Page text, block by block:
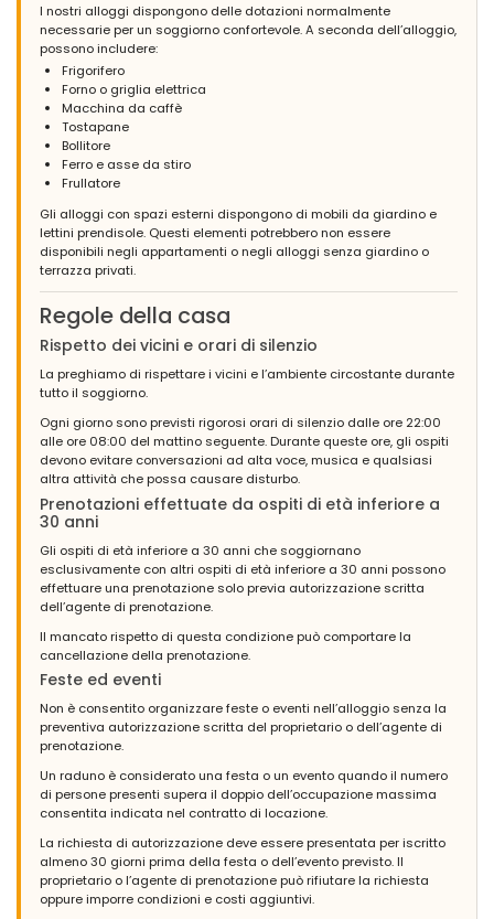
I nostri alloggi dispongono delle dotazioni normalmente
necessarie per un soggiorno confortevole. A seconda dell’alloggio,
possono includere:
Frigorifero
Forno o griglia elettrica
Macchina da caffè
Tostapane
Bollitore
Ferro e asse da stiro
Frullatore
Gli alloggi con spazi esterni dispongono di mobili da giardino e
lettini prendisole. Questi elementi potrebbero non essere
disponibili negli appartamenti o negli alloggi senza giardino o
terrazza privati.
Regole della casa
Rispetto dei vicini e orari di silenzio
La preghiamo di rispettare i vicini e l’ambiente circostante durante
tutto il soggiorno.
Ogni giorno sono previsti rigorosi orari di silenzio dalle ore 22:00
alle ore 08:00 del mattino seguente. Durante queste ore, gli ospiti
devono evitare conversazioni ad alta voce, musica e qualsiasi
altra attività che possa causare disturbo.
Prenotazioni effettuate da ospiti di età inferiore a
30 anni
Gli ospiti di età inferiore a 30 anni che soggiornano
esclusivamente con altri ospiti di età inferiore a 30 anni possono
effettuare una prenotazione solo previa autorizzazione scritta
dell’agente di prenotazione.
Il mancato rispetto di questa condizione può comportare la
cancellazione della prenotazione.
Feste ed eventi
Non è consentito organizzare feste o eventi nell’alloggio senza la
preventiva autorizzazione scritta del proprietario o dell’agente di
prenotazione.
Un raduno è considerato una festa o un evento quando il numero
di persone presenti supera il doppio dell’occupazione massima
consentita indicata nel contratto di locazione.
La richiesta di autorizzazione deve essere presentata per iscritto
almeno 30 giorni prima della festa o dell’evento previsto. Il
proprietario o l’agente di prenotazione può rifiutare la richiesta
oppure imporre condizioni e costi aggiuntivi.